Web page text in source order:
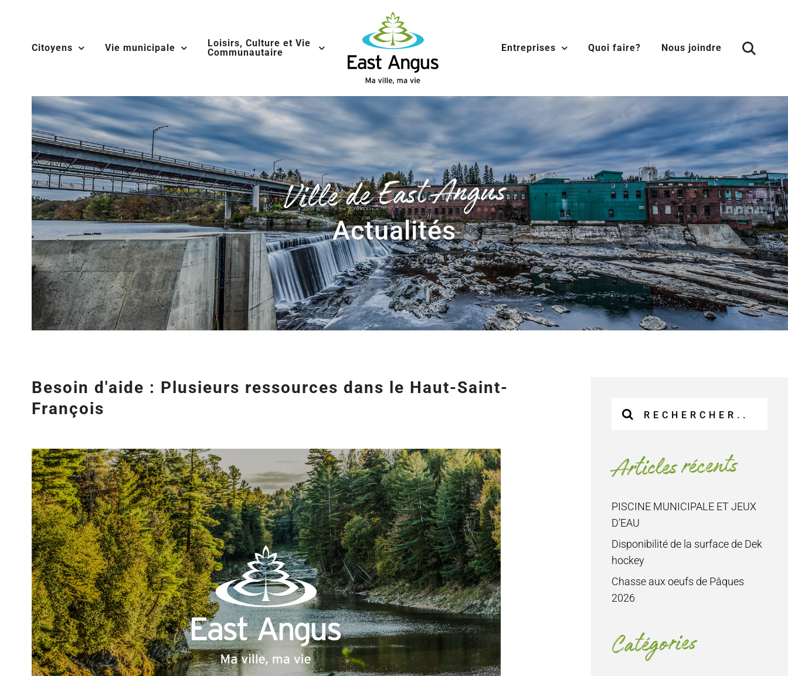
contentCitoyens Vie municipale
Loisirs, Culture et Vie
Communautaire
Entreprises Quoi faire? Nous joindre
Ville de East Angus
Actualités
Besoin d'aide : Plusieurs ressources dans le Haut-Saint-
François
Agrandir
l&apos;image
sur
:Articles récents
PISCINE MUNICIPALE ET JEUX
D’EAU
Disponibilité de la surface de Dek
hockey
Chasse aux oeufs de Pâques
2026
Catégories